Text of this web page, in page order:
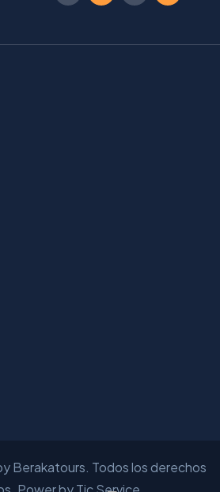
Berakatours. Todos los derechos